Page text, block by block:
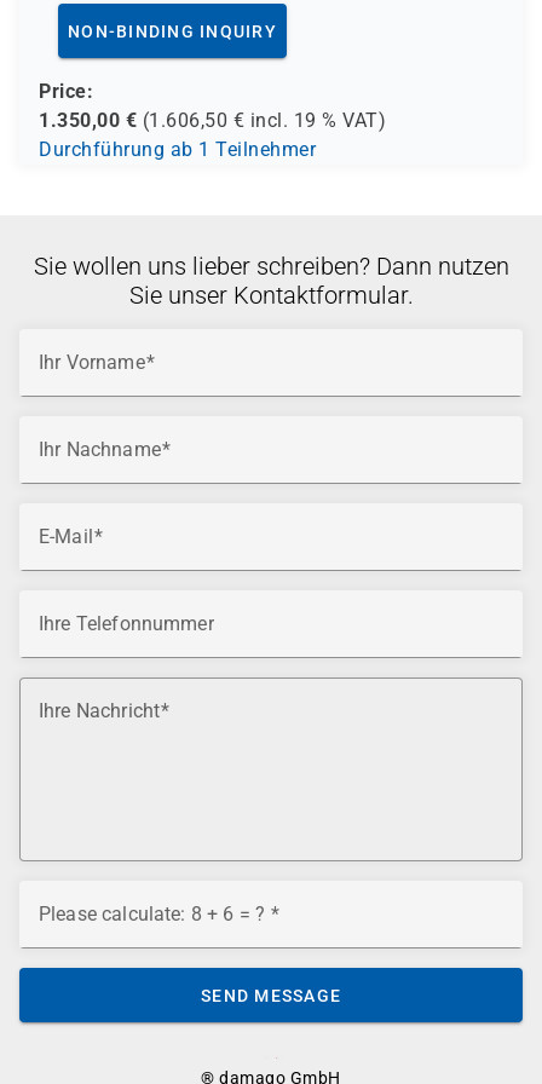
NON-BINDING INQUIRY
Price:
1.350,00 € (1.606,50 € incl. 19 % VAT)
Durchführung ab 1 Teilnehmer
® damago GmbH
Sie wollen uns lieber schreiben? Dann nutzen
Sie unser Kontaktformular.
Ihr Vorname
Ihr Nachname
E-Mail
Ihre Telefonnummer
Ihre Nachricht
Please calculate: 8 + 6 = ?
SEND MESSAGE